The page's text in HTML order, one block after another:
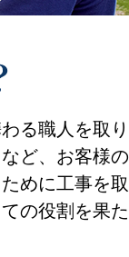
る職人を取り
ど、お客様の
めに工事を取
の役割を果た